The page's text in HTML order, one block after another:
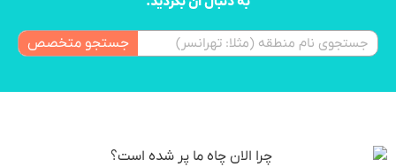
جستجو متخصص